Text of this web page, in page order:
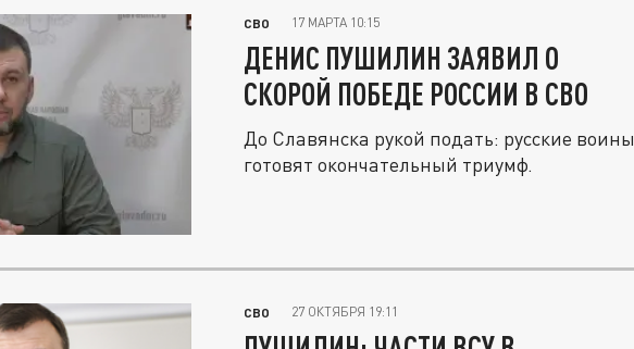
СВО 17 МАРТА 10:15
ДЕНИС ПУШИЛИН ЗАЯВИЛ О
СКОРОЙ ПОБЕДЕ РОССИИ В СВО
До Славянска рукой подать: русские воины
готовят окончательный триумф.
СВО 27 ОКТЯБРЯ 19:11